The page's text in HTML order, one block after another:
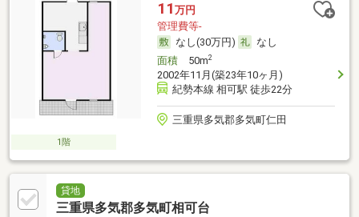
11 万円
管理費等-
なし(30万円)
なし
面積50m2
2002年11月(築23年10ヶ月)
紀勢本線 相可駅 徒歩22分
三重県多気郡多気町仁田
1階
貸地
三重県多気郡多気町相可台